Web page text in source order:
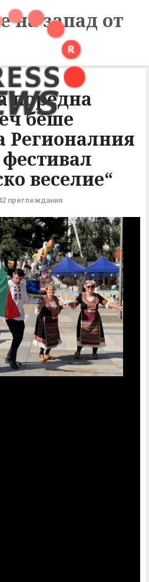
на запад от
поредна
беше
Регионалния
веселие“
преглеждания